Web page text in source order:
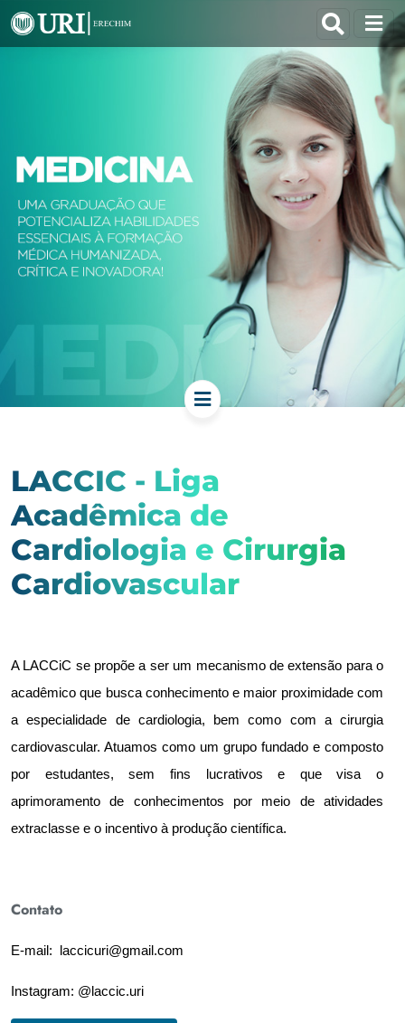
LACCIC - Liga
Acadêmica de
Cardiologia e Cirurgia
Cardiovascular
A LACCiC se propõe a ser um mecanismo de extensão para o
acadêmico que busca conhecimento e maior proximidade com
a especialidade de cardiologia, bem como com a cirurgia
cardiovascular. Atuamos como um grupo fundado e composto
por estudantes, sem fins lucrativos e que visa o
aprimoramento de conhecimentos por meio de atividades
extraclasse e o incentivo à produção científica.
Contato
E-mail: laccicuri@gmail.com
Instagram: @laccic.uri